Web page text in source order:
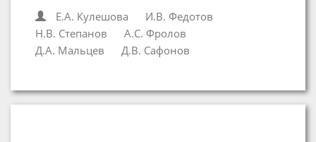
Е.А. Кулешова
И.В. Федотов
Н.В. Степанов
А.С. Фролов
Д.А. Мальцев
Д.В. Сафонов